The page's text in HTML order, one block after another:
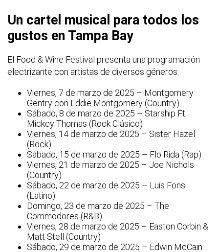
Un cartel musical para todos los
gustos en Tampa Bay
El Food & Wine Festival presenta una programación
electrizante con artistas de diversos géneros:
Viernes, 7 de marzo de 2025 – Montgomery
Gentry con Eddie Montgomery (Country)
Sábado, 8 de marzo de 2025 – Starship Ft.
Mickey Thomas (Rock Clásico)
Viernes, 14 de marzo de 2025 – Sister Hazel
(Rock)
Sábado, 15 de marzo de 2025 – Flo Rida (Rap)
Viernes, 21 de marzo de 2025 – Joe Nichols
(Country)
Sábado, 22 de marzo de 2025 – Luis Fonsi
(Latino)
Domingo, 23 de marzo de 2025 – The
Commodores (R&B)
Viernes, 28 de marzo de 2025 – Easton Corbin &
Matt Stell (Country)
Sábado, 29 de marzo de 2025 – Edwin McCain